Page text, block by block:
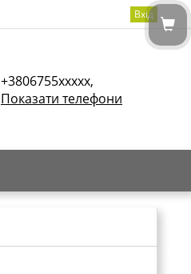
Вхід
+3806755xxxxx,
Показати телефони